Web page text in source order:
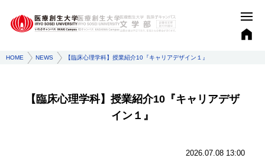
HOME NEWS 【臨床心理学科】授業紹介10『キャリアデザイン１』
【臨床心理学科】授業紹介10『キャリアデザ
イン１』
2026.07.08 13:00